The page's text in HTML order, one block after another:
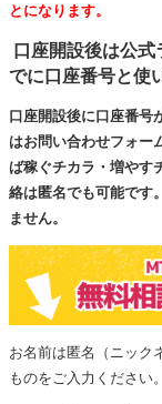
とになります。
口座開設後は公
でに口座番号と使
口座開設後に口座番号
はお問い合わせフォー
ば稼ぐチカラ・増やす
絡は匿名でも可能です
ません。
お名前は匿名（ニック
ものをご入力ください。